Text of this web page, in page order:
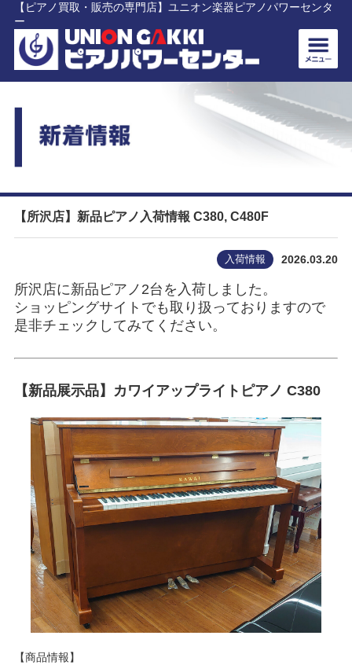
【ピアノ買取・販売の専門店】ユニオン楽器ピアノパワーセンタ
ー
【所沢店】新品ピアノ入荷情報 C380, C480F
入荷情報 2026.03.20
所沢店に新品ピアノ2台を入荷しました。
ショッピングサイトでも取り扱っておりますので
是非チェックしてみてください。
【新品展示品】カワイアップライトピアノ C380
【商品情報】